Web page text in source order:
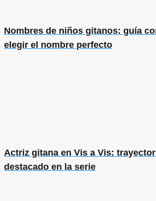
Nombres de niños gitanos: guía
elegir el nombre perfecto
Actriz gitana en Vis a Vis:
destacado en la serie